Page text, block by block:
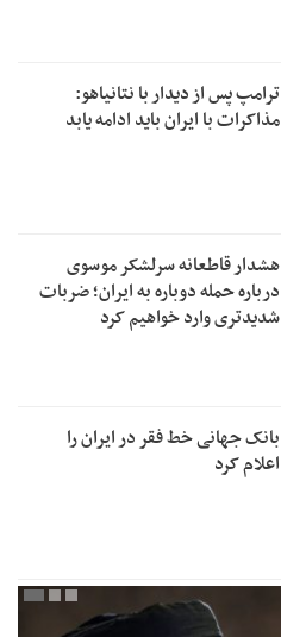
ترامپ پس از دیدار با نتانیاهو:
مذاکرات با ایران باید ادامه یابد
هشدار قاطعانه سرلشکر موسوی
درباره حمله دوباره به ایران؛ ضربات
شدیدتری وارد خواهیم کرد
بانک جهانی خط فقر در ایران را
اعلام کرد